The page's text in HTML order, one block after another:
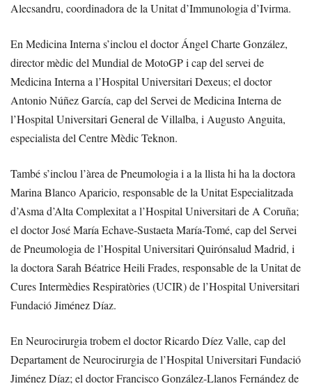
Alecsandru, coordinadora de la Unitat d’Immunologia d’Ivirma.
En Medicina Interna s’inclou el doctor Ángel Charte González,
director mèdic del Mundial de MotoGP i cap del servei de
Medicina Interna a l’Hospital Universitari Dexeus; el doctor
Antonio Núñez García, cap del Servei de Medicina Interna de
l’Hospital Universitari General de Villalba, i Augusto Anguita,
especialista del Centre Mèdic Teknon.
També s’inclou l’àrea de Pneumologia i a la llista hi ha la doctora
Marina Blanco Aparicio, responsable de la Unitat Especialitzada
d’Asma d’Alta Complexitat a l’Hospital Universitari de A Coruña;
el doctor José María Echave-Sustaeta María-Tomé, cap del Servei
de Pneumologia de l’Hospital Universitari Quirónsalud Madrid, i
la doctora Sarah Béatrice Heili Frades, responsable de la Unitat de
Cures Intermèdies Respiratòries (UCIR) de l’Hospital Universitari
Fundació Jiménez Díaz.
En Neurocirurgia trobem el doctor Ricardo Díez Valle, cap del
Departament de Neurocirurgia de l’Hospital Universitari Fundació
Jiménez Díaz; el doctor Francisco González-Llanos Fernández de